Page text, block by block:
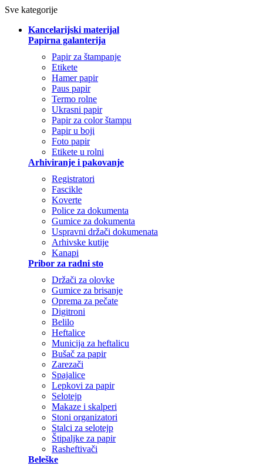
Sve kategorije
Kancelarijski materijal
Papirna galanterija
Papir za štampanje
Etikete
Hamer papir
Paus papir
Termo rolne
Ukrasni papir
Papir za color štampu
Papir u boji
Foto papir
Etikete u rolni
Arhiviranje i pakovanje
Registratori
Fascikle
Koverte
Police za dokumenta
Gumice za dokumenta
Uspravni držači dokumenata
Arhivske kutije
Kanapi
Pribor za radni sto
Držači za olovke
Gumice za brisanje
Oprema za pečate
Digitroni
Belilo
Heftalice
Municija za heftalicu
Bušač za papir
Zarezači
Spajalice
Lepkovi za papir
Selotejp
Makaze i skalperi
Stoni organizatori
Stalci za selotejp
Štipaljke za papir
Rasheftivači
Beleške